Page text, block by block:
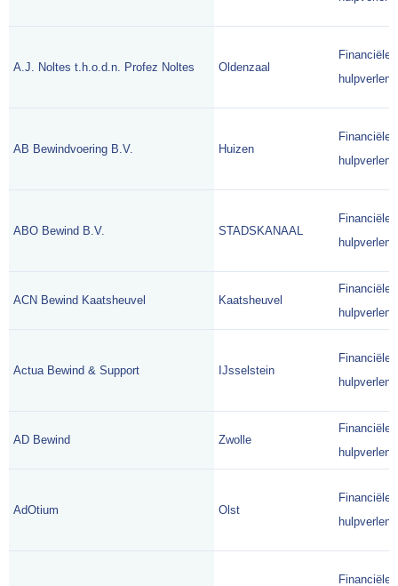
A.J. Noltes t.h.o.d.n. Profez Noltes Oldenzaal
Financiële
AB Bewindvoering B.V. Huizen
Financiële
ABO Bewind B.V. STADSKANAAL
Financiële
ACN Bewind Kaatsheuvel Kaatsheuvel
Financiële
Actua Bewind & Support IJsselstein
Financiële
AD Bewind Zwolle
Financiële
AdOtium Olst
Financiële
Financiële